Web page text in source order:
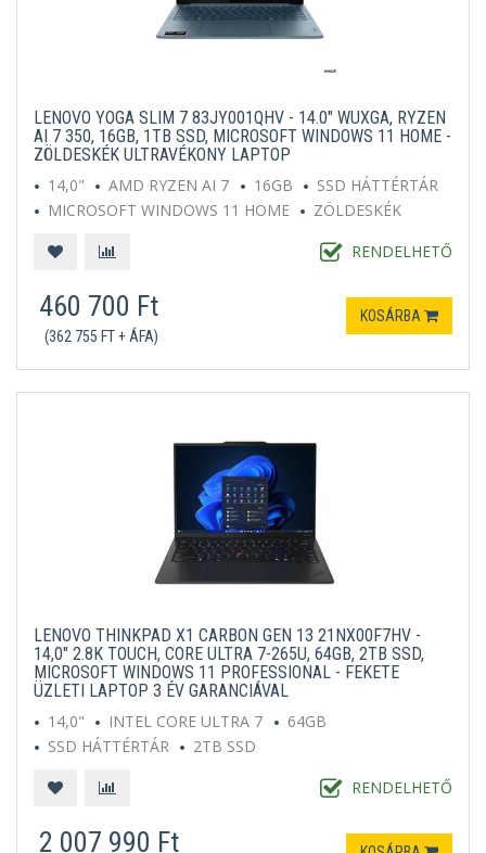
LENOVO YOGA SLIM 7 83JY001QHV - 14.0" WUXGA, RYZEN
AI 7 350, 16GB, 1TB SSD, MICROSOFT WINDOWS 11 HOME -
ZÖLDESKÉK ULTRAVÉKONY LAPTOP
14,0"
AMD RYZEN AI 7 16GB
SSD HÁTTÉRTÁR
MICROSOFT WINDOWS 11 HOME
ZÖLDESKÉK
RENDELHETŐ
460 700 Ft
(362 755 FT + ÁFA)
KOSÁRBA
LENOVO THINKPAD X1 CARBON GEN 13 21NX00F7HV -
14,0" 2.8K TOUCH, CORE ULTRA 7-265U, 64GB, 2TB SSD,
MICROSOFT WINDOWS 11 PROFESSIONAL - FEKETE
ÜZLETI LAPTOP 3 ÉV GARANCIÁVAL
14,0"
INTEL CORE ULTRA 7
64GB
SSD HÁTTÉRTÁR
2TB SSD
RENDELHETŐ
2 007 990 Ft